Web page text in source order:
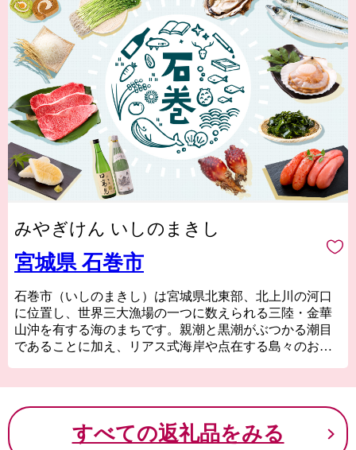
みやぎけん いしのまきし
宮城県 石巻市
石巻市（いしのまきし）は宮城県北東部、北上川の河口
に位置し、世界三大漁場の一つに数えられる三陸・金華
山沖を有する海のまちです。親潮と黒潮がぶつかる潮目
であることに加え、リアス式海岸や点在する島々のおか
広い土地の中には山・川・海・島なども揃い、自然の中
でアウトドアなどを満喫できます。
すべての返礼品をみる